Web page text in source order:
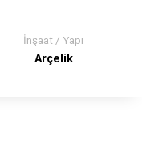
İnşaat / Yapı
Arçelik